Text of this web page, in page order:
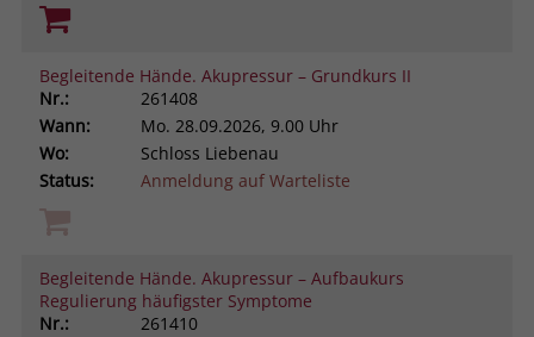
Begleitende Hände. Akupressur – Grundkurs II
Nr.:
261408
Wann:
Mo. 28.09.2026, 9.00 Uhr
Wo:
Schloss Liebenau
Status:
Anmeldung auf Warteliste
Begleitende Hände. Akupressur – Aufbaukurs
Regulierung häufigster Symptome
Nr.:
261410